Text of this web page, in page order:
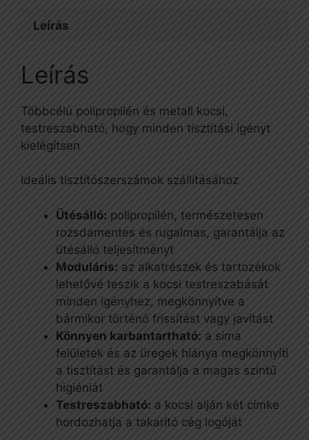
Leírás
Leírás
Többcélú polipropilén és metall kocsi,
testreszabható, hogy minden tisztítási igényt
kielégítsen
Ideális tisztítószerszámok szállításához
Ütésálló: polipropilén, természetesen
rozsdamentes és rugalmas, garantálja az
ütésálló teljesítményt
Moduláris: az alkatrészek és tartozékok
lehetővé teszik a kocsi testreszabását
minden igényhez, megkönnyítve a
bármikor történő frissítést vagy javítást
Könnyen karbantartható: a sima
felületek és az üregek hiánya megkönnyíti
a tisztítást és garantálja a magas szintű
higiéniát
Testreszabható: a kocsi alján két címke
hordozhatja a takarító cég logóját